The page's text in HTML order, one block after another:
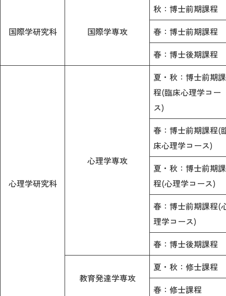
国際学研究科 国際学専攻
秋：博士前期課程
春：博士前期課程
春：博士後期課程
心理学研究科
心理学専攻
夏・秋：博士前期課
程(臨床心理学コー
ス)
春：博士前期課程(
床心理学コース)
夏・秋：博士前期課
程(心理学コース)
春：博士前期課程(
理学コース)
春：博士後期課程
教育発達学専攻
夏・秋：修士課程
春：修士課程